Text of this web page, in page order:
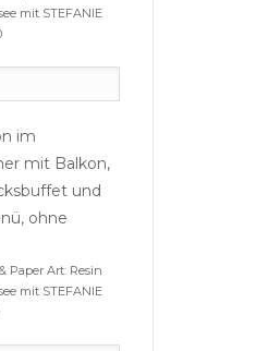
mit STEFANIE
im
mit Balkon,
und
ohne
Paper Art: Resin
mit STEFANIE